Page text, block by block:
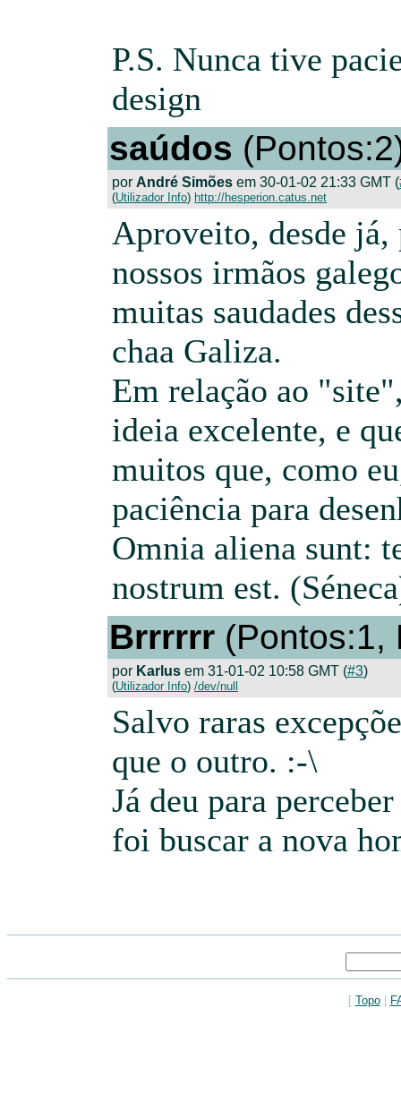
P.S. Nunca tive
design
saúdos
por André Simões em 30-01-02 21:33 GMT (
(Utilizador Info) http://hesperion.catus.net
Aproveito, desde já,
nossos irmãos
muitas saudades
chaa Galiza.
Em relação ao
ideia excelente, e
muitos que, como
paciência para
Omnia aliena sunt:
nostrum est.
Brrrrrr (Pontos:1,
por Karlus em 31-01-02 10:58 GMT (#3)
(Utilizador Info) /dev/null
Salvo raras
que o outro. :-\
Já deu para
foi buscar a nova
[ Topo|